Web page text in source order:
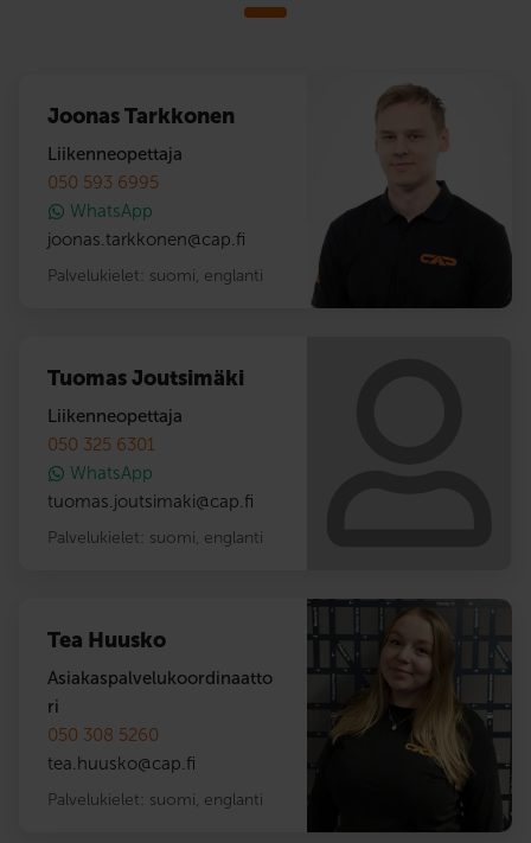
Joonas Tarkkonen
Liikenneopettaja
050 593 6995
WhatsApp
joonas.tarkkonen@cap.fi
Palvelukielet: suomi, englanti
Tuomas Joutsimäki
Liikenneopettaja
050 325 6301
WhatsApp
tuomas.joutsimaki@cap.fi
Palvelukielet: suomi, englanti
Tea Huusko
Asiakaspalvelukoordinaatto
ri
050 308 5260
tea.huusko@cap.fi
Palvelukielet: suomi, englanti